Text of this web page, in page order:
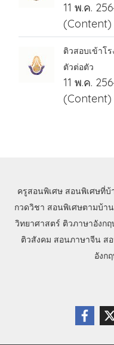
11 พ.ค.
(Content)
ติวสอบเข้าโ
ตัวต่อตัว
11 พ.ค.
(Content)
ครูสอนพิเศษ สอนพิเศษที่บ้
กวดวิชา สอนพิเศษตามบ้าน
วิทยาศาสตร์ ติวภาษาอังกฤ
ติวสังคม สอนภาษาจีน ส
อังก